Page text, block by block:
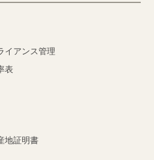
イアンス管理
表
地証明書